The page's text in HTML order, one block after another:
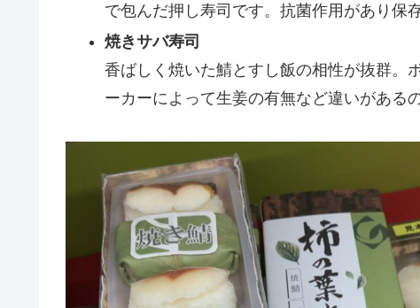
で包んだ押し寿司です。抗菌作用があり保
焼きサバ寿司
香ばしく焼いた鯖とすし飯の相性が抜群。
ーカーによって生姜の有無など違いがある